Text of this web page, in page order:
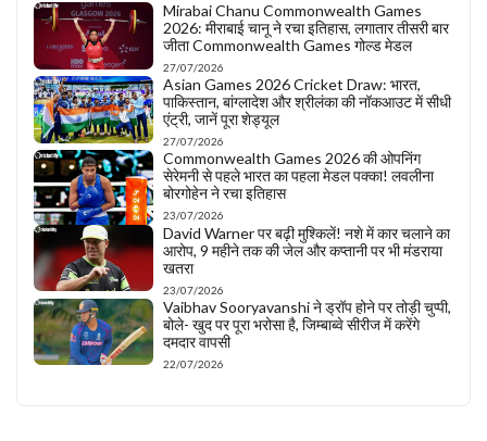
Mirabai Chanu Commonwealth Games
2026: मीराबाई चानू ने रचा इतिहास, लगातार तीसरी बार
जीता Commonwealth Games गोल्ड मेडल
27/07/2026
Asian Games 2026 Cricket Draw: भारत,
पाकिस्तान, बांग्लादेश और श्रीलंका की नॉकआउट में सीधी
एंट्री, जानें पूरा शेड्यूल
27/07/2026
Commonwealth Games 2026 की ओपनिंग
सेरेमनी से पहले भारत का पहला मेडल पक्का! लवलीना
बोरगोहेन ने रचा इतिहास
23/07/2026
David Warner पर बढ़ी मुश्किलें! नशे में कार चलाने का
आरोप, 9 महीने तक की जेल और कप्तानी पर भी मंडराया
खतरा
23/07/2026
Vaibhav Sooryavanshi ने ड्रॉप होने पर तोड़ी चुप्पी,
बोले- खुद पर पूरा भरोसा है, जिम्बाब्वे सीरीज में करेंगे
दमदार वापसी
22/07/2026